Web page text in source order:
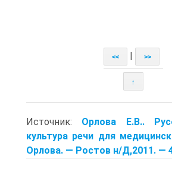
<< >>
↑
Источник: Орлова Е.В..
культура речи для
Орлова. — Ростов н/Д,2011. —